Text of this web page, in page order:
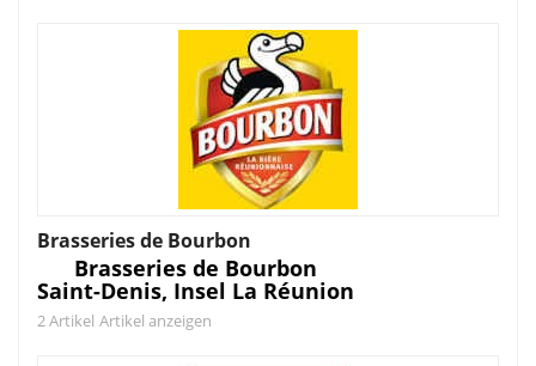
Brasseries de Bourbon
Brasseries de Bourbon
Saint-Denis, Insel La Réunion
2 Artikel Artikel anzeigen